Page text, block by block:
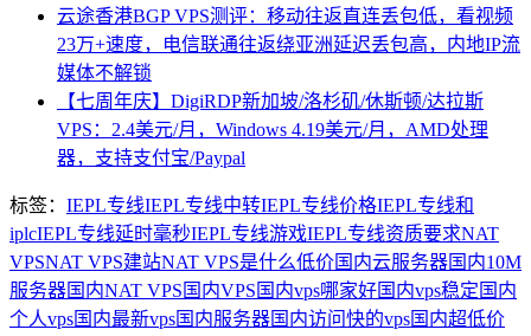
云途香港BGP VPS测评：移动往返直连丢包低，看视频
23万+速度，电信联通往返绕亚洲延迟丢包高，内地IP流
媒体不解锁
【七周年庆】DigiRDP新加坡/洛杉矶/休斯顿/达拉斯
VPS：2.4美元/月，Windows 4.19美元/月，AMD处理
器，支持支付宝/Paypal
标签： IEPL专线IEPL专线中转IEPL专线价格IEPL专线和
iplcIEPL专线延时毫秒IEPL专线游戏IEPL专线资质要求NAT
VPSNAT VPS建站NAT VPS是什么低价国内云服务器国内10M
服务器国内NAT VPS 国内VPS 国内vps哪家好国内vps稳定 国内
个人vps国内最新vps国内服务器国内访问快的vps国内超低价